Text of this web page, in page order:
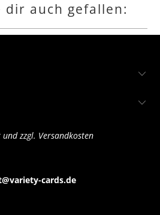
dir auch gefallen:
zzgl. Versandkosten
cards.de